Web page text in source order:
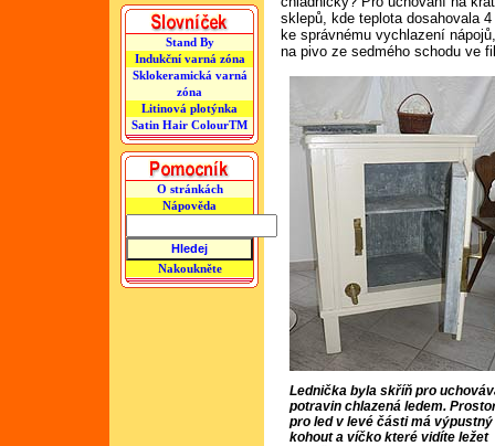
Stand By
Indukční varná zóna
Sklokeramická varná
zóna
Litinová plotýnka
Satin Hair ColourTM
O stránkách
Nápověda
Nakoukněte
sklepů, kde teplota dosahovala
ke správnému vychlazení
na pivo ze sedmého schodu ve
Lednička byla skříň pro
potravin chlazená ledem.
pro led v levé části má výpustný
kohout a víčko které vidíte ležet